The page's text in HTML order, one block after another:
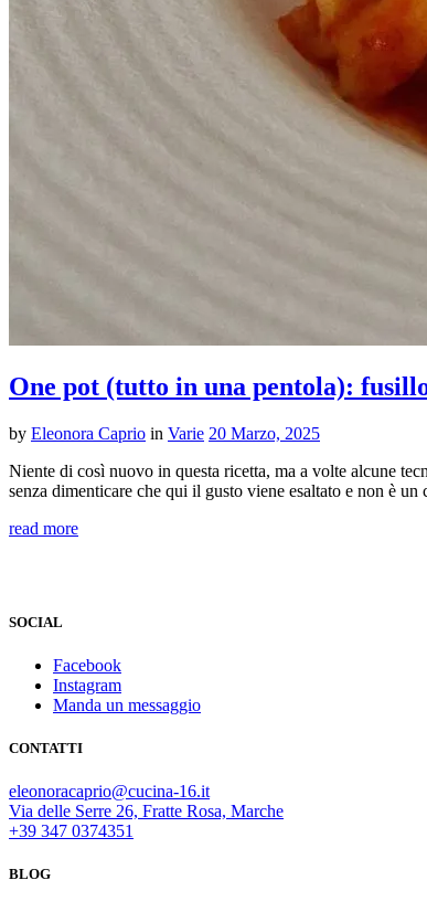
One pot (tutto in una pentola):
by Eleonora Caprio in Varie 20 Marzo, 2025
Niente di così nuovo in questa ricetta, ma a volte alcune
senza dimenticare che qui il gusto viene esaltato e non è
read more
SOCIAL
Facebook
Instagram
Manda un messaggio
CONTATTI
eleonoracaprio@cucina-16.it
Via delle Serre 26, Fratte Rosa, Marche
+39 347 0374351
BLOG